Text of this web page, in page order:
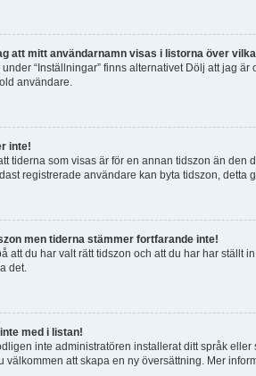
att mitt användarnamn visas i listorna över
under “Inställningar” finns alternativet Dölj att jag
användare.
inte!
tiderna som visas är för en annan tidszon än
registrerade användare kan byta tidszon,
men tiderna stämmer fortfarande inte!
att du har valt rätt tidszon och att du har har ställt
det.
med i listan!
inte administratören installerat ditt språk
välkommen att skapa en ny översättning. Mer